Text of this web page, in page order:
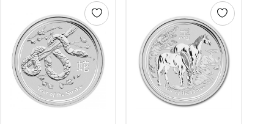
Doordat de munten in een originele
muntcapsule worden geleverd, zijn de munten
vrijwel altijd onbeschadigd. De capsule kan
krasjes bevatten.